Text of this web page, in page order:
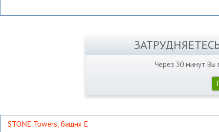
Через 30 минут Вы
STONE Towers, башня Е